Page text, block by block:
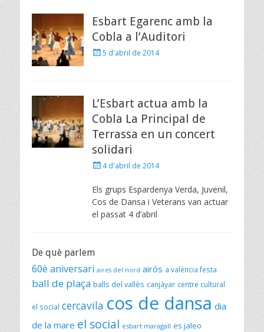
Esbart Egarenc amb la
Cobla a l’Auditori
Posted5 d'abril de 2014
L’Esbart actua amb la
Cobla La Principal de
Terrassa en un concert
solidari
Posted4 d'abril de 2014
Els grups Espardenya Verda, Juvenil,
Cos de Dansa i Veterans van actuar
el passat 4 d’abril
De què parlem
60è aniversari aires del nord airós a valència festa
ball de plaça balls del vallès canjáyar centre cultural
el social cercavila cos de dansa dia
de la mare el social esbart maragall es jaleo